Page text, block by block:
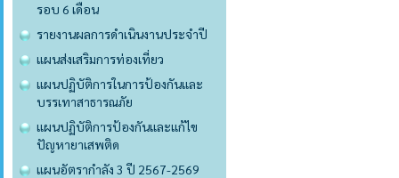
รอบ 6 เดือน
รายงานผลการดำเนินงานประจำปี
แผนส่งเสริมการท่องเที่ยว
แผนปฏิบัติการในการป้องกันและ
บรรเทาสาธารณภัย
แผนปฏิบัติการป้องกันและแก้ไข
ปัญหายาเสพติด
แผนอัตรากำลัง 3 ปี 2567-2569